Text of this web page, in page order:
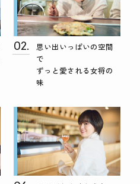
02.
思い出いっぱいの空間
で
ずっと愛される女将の
味